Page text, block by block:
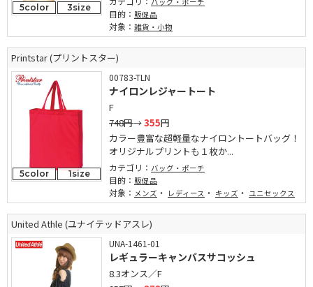
5color 3size
目的： 販促品
対象： 雑貨・小物
Printstar (プリントスター)
5color 1size
00783-TLN
ナイロンレジャートート
F
748円→355円
カラー豊富な超軽量なナイロントートバッグ！
オリジナルプリントも１枚か...
カテゴリ： バッグ・ポーチ
目的： 販促品
対象： メンズ ・ レディース ・ キッズ ・ ユニセックス
United Athle (ユナイテッドアスレ)
UNA-1461-01
レギュラーキャンバスサコッシュ
8.3オンス／F